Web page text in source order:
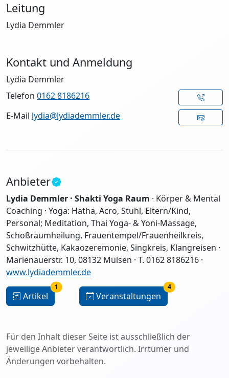
Leitung
Lydia Demmler
Kontakt und Anmeldung
Lydia Demmler
Telefon 0162 8186216
E-Mail lydia@lydiademmler.de
Anbieter
Lydia Demmler · Shakti Yoga Raum · Körper & Mental
Coaching · Yoga: Hatha, Acro, Stuhl, Eltern/Kind,
Personal; Meditation, Thai Yoga- & Yoni-Massage,
Schoßraumheilung, Frauentempel/Frauenheilkreis,
Schwitzhütte, Kakaozeremonie, Singkreis, Klangreisen ·
Marienauerstr. 10, 08132 Mülsen · T. 0162 8186216 ·
www.lydiademmler.de
Artikel
1
Veranstaltungen
4
Für den Inhalt dieser Seite ist ausschließlich der
jeweilige Anbieter verantwortlich. Irrtümer und
Änderungen vorbehalten.